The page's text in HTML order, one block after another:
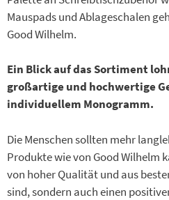
Mauspads und Ablageschalen
Good Wilhelm.
Ein Blick auf das Sortiment
großartige und hochwertige
individuellem Monogramm.
Die Menschen sollten mehr
Produkte wie von Good Wilhelm
von hoher Qualität und aus
sind, sondern auch einen